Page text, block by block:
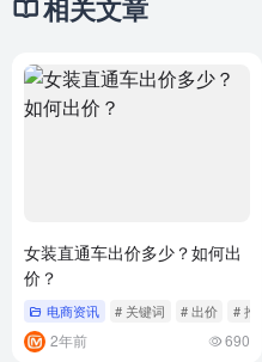
相关文章
女装直通车出价多少？如何出
价？
电商资讯 # 关键词 # 出价 # 推广
2年前 690